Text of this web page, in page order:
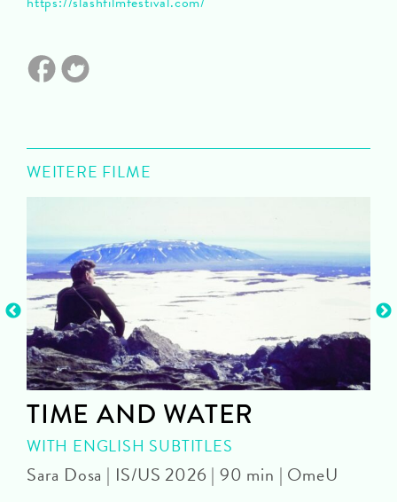
WEITERE FILME
TIME AND WATER
WITH ENGLISH SUBTITLES
Sara Dosa | IS/US 2026 | 90 min | OmeU